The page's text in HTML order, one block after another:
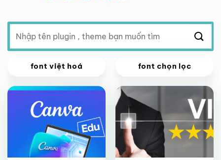
Tìm
kiếm:
font việt hoá font chọn lọc
Giảm giá!